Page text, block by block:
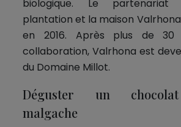
biologique. Le
plantation et la maison
en 2016. Après plus de 30
collaboration, Valrhona est
du Domaine Millot.
Déguster un
malgache